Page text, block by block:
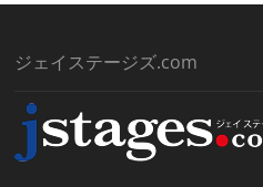
ジェイステージズ.com